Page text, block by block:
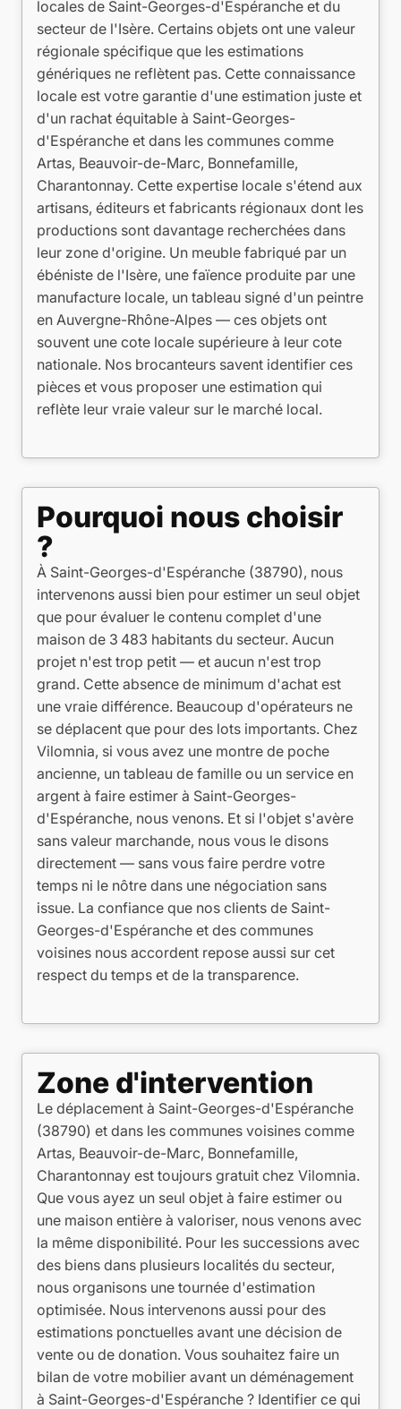
locales de Saint-Georges-d'Espéranche et du
secteur de l'Isère. Certains objets ont une valeur
régionale spécifique que les estimations
génériques ne reflètent pas. Cette connaissance
locale est votre garantie d'une estimation juste et
d'un rachat équitable à Saint-Georges-
d'Espéranche et dans les communes comme
Artas, Beauvoir-de-Marc, Bonnefamille,
Charantonnay. Cette expertise locale s'étend aux
artisans, éditeurs et fabricants régionaux dont les
productions sont davantage recherchées dans
leur zone d'origine. Un meuble fabriqué par un
ébéniste de l'Isère, une faïence produite par une
manufacture locale, un tableau signé d'un peintre
en Auvergne-Rhône-Alpes — ces objets ont
souvent une cote locale supérieure à leur cote
nationale. Nos brocanteurs savent identifier ces
pièces et vous proposer une estimation qui
reflète leur vraie valeur sur le marché local.
Pourquoi nous choisir
?
À Saint-Georges-d'Espéranche (38790), nous
intervenons aussi bien pour estimer un seul objet
que pour évaluer le contenu complet d'une
maison de 3 483 habitants du secteur. Aucun
projet n'est trop petit — et aucun n'est trop
grand. Cette absence de minimum d'achat est
une vraie différence. Beaucoup d'opérateurs ne
se déplacent que pour des lots importants. Chez
Vilomnia, si vous avez une montre de poche
ancienne, un tableau de famille ou un service en
argent à faire estimer à Saint-Georges-
d'Espéranche, nous venons. Et si l'objet s'avère
sans valeur marchande, nous vous le disons
directement — sans vous faire perdre votre
temps ni le nôtre dans une négociation sans
issue. La confiance que nos clients de Saint-
Georges-d'Espéranche et des communes
voisines nous accordent repose aussi sur cet
respect du temps et de la transparence.
Zone d'intervention
Le déplacement à Saint-Georges-d'Espéranche
(38790) et dans les communes voisines comme
Artas, Beauvoir-de-Marc, Bonnefamille,
Charantonnay est toujours gratuit chez Vilomnia.
Que vous ayez un seul objet à faire estimer ou
une maison entière à valoriser, nous venons avec
la même disponibilité. Pour les successions avec
des biens dans plusieurs localités du secteur,
nous organisons une tournée d'estimation
optimisée. Nous intervenons aussi pour des
estimations ponctuelles avant une décision de
vente ou de donation. Vous souhaitez faire un
bilan de votre mobilier avant un déménagement
à Saint-Georges-d'Espéranche ? Identifier ce qui